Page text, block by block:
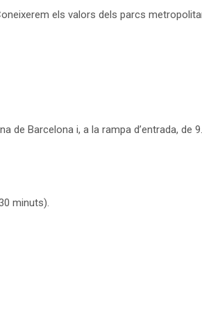
els valors dels parcs
de Barcelona i, a la rampa d’entrada, de
minuts).